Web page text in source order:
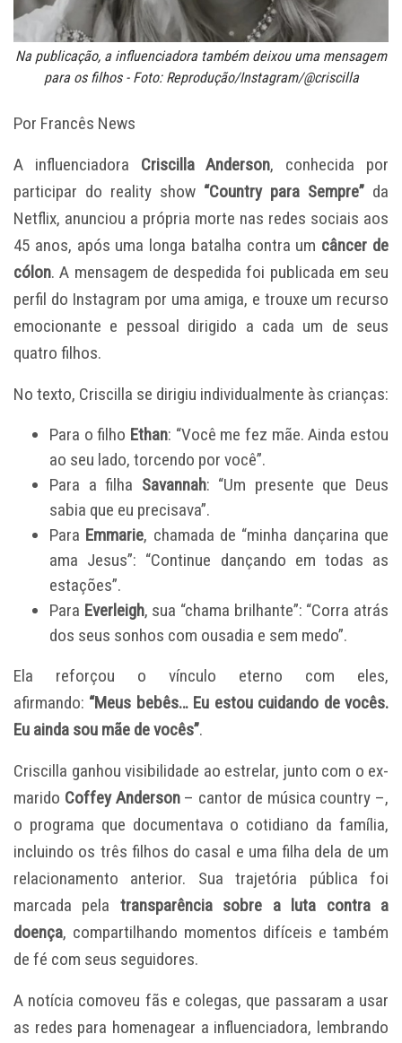
Na publicação, a influenciadora também deixou uma mensagem
para os filhos - Foto: Reprodução/Instagram/@criscilla
Por Francês News
A influenciadora Criscilla Anderson, conhecida por
participar do reality show “Country para Sempre” da
Netflix, anunciou a própria morte nas redes sociais aos
45 anos, após uma longa batalha contra um câncer de
cólon. A mensagem de despedida foi publicada em seu
perfil do Instagram por uma amiga, e trouxe um recurso
emocionante e pessoal dirigido a cada um de seus
quatro filhos.
No texto, Criscilla se dirigiu individualmente às crianças:
Para o filho Ethan: “Você me fez mãe. Ainda estou
ao seu lado, torcendo por você”.
Para a filha Savannah: “Um presente que Deus
sabia que eu precisava”.
Para Emmarie, chamada de “minha dançarina que
ama Jesus”: “Continue dançando em todas as
estações”.
Para Everleigh, sua “chama brilhante”: “Corra atrás
dos seus sonhos com ousadia e sem medo”.
Ela reforçou o vínculo eterno com eles,
afirmando: “Meus bebês… Eu estou cuidando de vocês.
Eu ainda sou mãe de vocês”.
Criscilla ganhou visibilidade ao estrelar, junto com o ex-
marido Coffey Anderson– cantor de música country –,
o programa que documentava o cotidiano da família,
incluindo os três filhos do casal e uma filha dela de um
relacionamento anterior. Sua trajetória pública foi
marcada pela transparência sobre a luta contra a
doença, compartilhando momentos difíceis e também
de fé com seus seguidores.
A notícia comoveu fãs e colegas, que passaram a usar
as redes para homenagear a influenciadora, lembrando